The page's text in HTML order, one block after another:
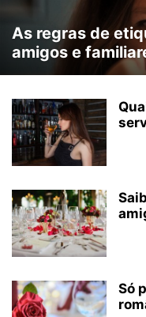
As regras de
amigos e
Só